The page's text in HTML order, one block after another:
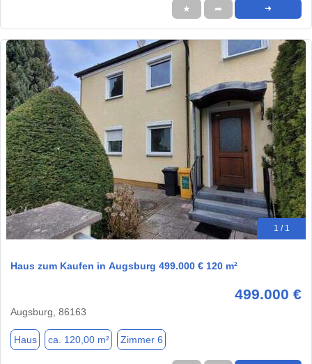
★ ➦ ➜
1 / 1
Haus zum Kaufen in Augsburg 499.000 € 120 m²
499.000 €
Augsburg, 86163
Haus ca. 120,00 m² Zimmer 6